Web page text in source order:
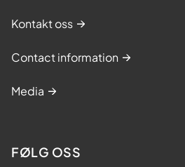
Kontakt oss
Contact information
Media
FØLG OSS